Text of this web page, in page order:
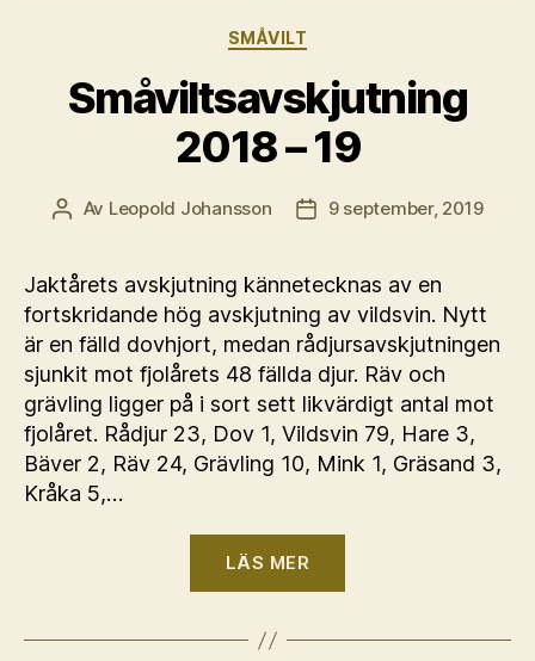
Kategorier
SMÅVILT
Småviltsavskjutning
2018 – 19
Inläggsförfattare
Av Leopold Johansson Inläggsdatum
9 september, 2019
Jaktårets avskjutning kännetecknas av en
fortskridande hög avskjutning av vildsvin. Nytt
är en fälld dovhjort, medan rådjursavskjutningen
sjunkit mot fjolårets 48 fällda djur. Räv och
grävling ligger på i sort sett likvärdigt antal mot
fjolåret. Rådjur 23, Dov 1, Vildsvin 79, Hare 3,
Bäver 2, Räv 24, Grävling 10, Mink 1, Gräsand 3,
Kråka 5,…
LÄS MER
19”